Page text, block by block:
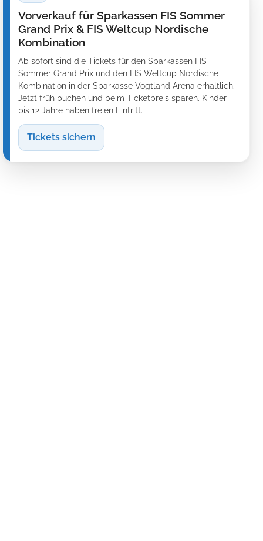
Vorverkauf für Sparkassen FIS Sommer
Grand Prix & FIS Weltcup Nordische
Kombination
Ab sofort sind die Tickets für den Sparkassen FIS
Sommer Grand Prix und den FIS Weltcup Nordische
Kombination in der Sparkasse Vogtland Arena erhältlich.
Jetzt früh buchen und beim Ticketpreis sparen. Kinder
bis 12 Jahre haben freien Eintritt.
Tickets sichern